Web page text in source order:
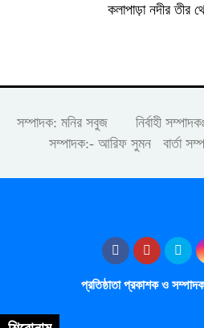
কলাপাড়া নদীর তীর
সম্পাদক: মনির সবুজ নির্বাহী
সম্পাদক:- আরিফ সুমন বার্তা
প্রতিষ্ঠাতা প্রকাশক ও